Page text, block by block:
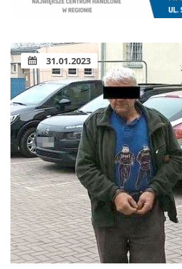
31.01.2023